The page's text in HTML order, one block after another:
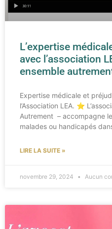
L’expertise
avec l’association
ensemble
Expertise médicale et
l’Association LEA.​ ⭐
Autrement – accompagne
malades ou handicapés
LIRE LA SUITE »
novembre 29, 2024 Aucun